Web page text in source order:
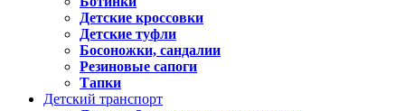
Детские кроссовки
Детские туфли
Босоножки, сандалии
Резиновые сапоги
Тапки
Детский транспорт